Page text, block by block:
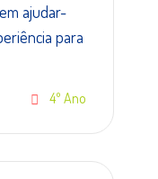
ajudar-
para
4º Ano